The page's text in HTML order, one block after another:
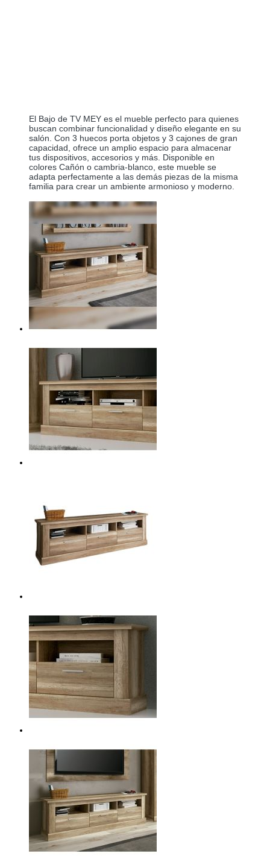
El Bajo de TV MEY es el mueble perfecto para quienes
buscan combinar funcionalidad y diseño elegante en su
salón. Con 3 huecos porta objetos y 3 cajones de gran
capacidad, ofrece un amplio espacio para almacenar
tus dispositivos, accesorios y más. Disponible en
colores Cañón o cambria-blanco, este mueble se
adapta perfectamente a las demás piezas de la misma
familia para crear un ambiente armonioso y moderno.